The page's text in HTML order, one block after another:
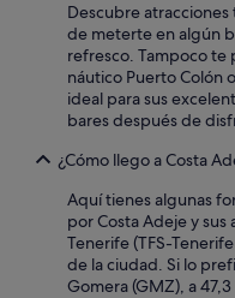
Descubre atracciones
de meterte en algún
refresco. Tampoco te
náutico Puerto Colón
ideal para sus
bares después de
¿Cómo llego a Costa
Aquí tienes algunas
por Costa Adeje y
Tenerife (TFS-
de la ciudad. Si lo
Gomera (GMZ), a